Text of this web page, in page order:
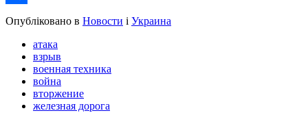
Share
Опубліковано в Новости і Украина
атака
взрыв
военная техника
война
вторжение
железная дорога